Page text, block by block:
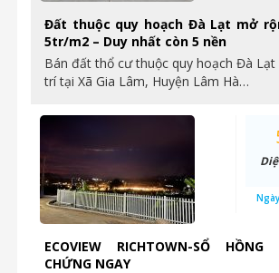
Đất thuộc quy hoạch Đà Lạt mở
5tr/m2 – Duy nhất còn 5 nền
Bán đất thổ cư thuộc quy hoạch Đà Lạt
trí tại Xã Gia Lâm, Huyện Lâm Hà…
ECOVIEW RICHTOWN-SỔ HỒNG
CHỨNG NGAY